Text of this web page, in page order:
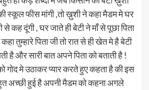
स्कूल फीस मांगी ,तो ख़ुशी ने कहा मैडम मे घर
कह दूंगी , घर जाते ही बेटी ने माँ से पूछा पिता
तुम्हारे पिता जी तो रात से ही खेत मे है बेटी
है और सारी बात अपने पिता को बताती है !
गोद मे उठाकर प्यार करते हुए कहता है की इस
अच्छी हुई है अपनी मैडम को कहना अगले